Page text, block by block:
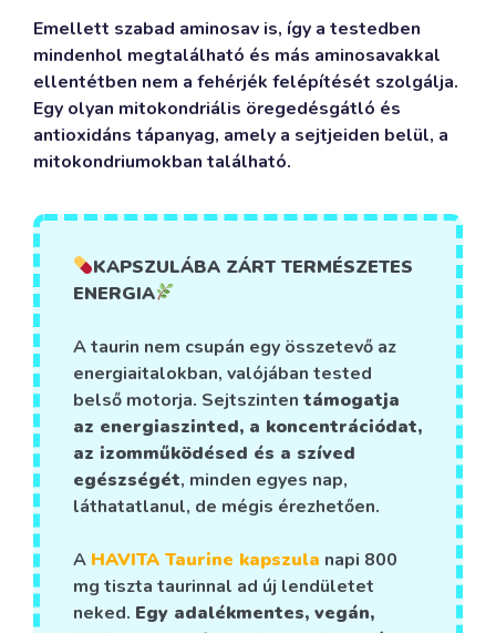
Emellett szabad aminosav is, így a testedben
mindenhol megtalálható és más aminosavakkal
ellentétben nem a fehérjék felépítését szolgálja.
Egy olyan mitokondriális öregedésgátló és
antioxidáns tápanyag, amely a sejtjeiden belül, a
mitokondriumokban található.
KAPSZULÁBA ZÁRT TERMÉSZETES
ENERGIA
A taurin nem csupán egy összetevő az
energiaitalokban, valójában tested
belső motorja. Sejtszinten támogatja
az energiaszinted, a koncentrációdat,
az izomműködésed és a szíved
egészségét, minden egyes nap,
láthatatlanul, de mégis érezhetően.
A HAVITA Taurine kapszula napi 800
mg tiszta taurinnal ad új lendületet
neked. Egy adalékmentes, vegán,